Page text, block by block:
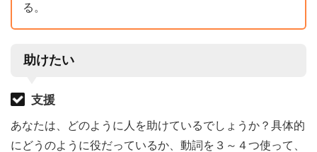
る。
助けたい
支援
あなたは、どのように人を助けているでしょうか？具体的
にどうのように役だっているか、動詞を３～４つ使って、